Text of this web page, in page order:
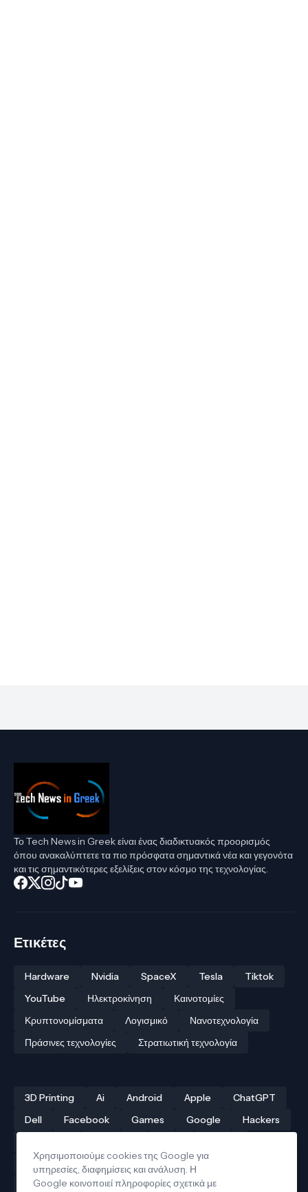
Το Tech News in Greek είναι ένας διαδικτυακός προορισμός
όπου ανακαλύπτετε τα πιο πρόσφατα σημαντικά νέα και γεγονότα
και τις σημαντικότερες εξελίξεις στον κόσμο της τεχνολογίας.
Ετικέτες
Hardware Nvidia SpaceX Tesla
Tiktok
YouTube
Ηλεκτροκίνηση
Καινοτομίες
Κρυπτονομίσματα
Λογισμικό
Νανοτεχνολογία
Πράσινες τεχνολογίες
Στρατιωτική τεχνολογία
3D Printing Ai Android Apple
ChatGPT
Dell
Facebook Games Google
Hackers
Αρχαίες τεχνολογίες
Δρόνοι
Ελληνική τεχνολογία
Ηλεκτροκίνηση
Κβαντικοί υπολογιστές
Χρησιμοποιούμε cookies της Google για
υπηρεσίες, διαφημίσεις και ανάλυση. Η
Google κοινοποιεί πληροφορίες σχετικά με